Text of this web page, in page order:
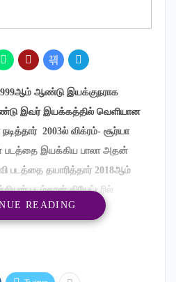
ஆண்டு இயக்குநராக
இவர் இயக்கத்தில் வெளியான
2003ல் விக்ரம்- சூர்யா
படத்தை இயக்கிய பாலா அதன்
படத்தை தயாரித்தார் 2018ஆம்
படம்தான் தியேட்டரில்
அதன் பின் விக்ரம் மகன் துருவ்
READING